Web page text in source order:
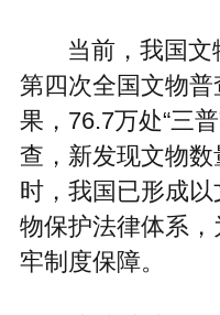
当前，我国文
第四次全国文物
果，76.7万处“三
查，新发现文物
时，我国已形成
物保护法律体系
牢制度保障。